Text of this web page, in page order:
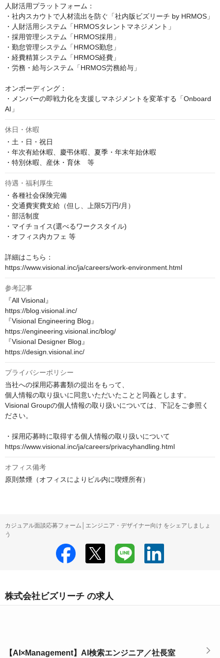
人財活用プラットフォーム：
・社内スカウトで人材流出を防ぐ「社内版ビズリーチ by HRMOS」
・人財活用システム「HRMOSタレントマネジメント」
・採用管理システム「HRMOS採用」
・勤怠管理システム「HRMOS勤怠」
・経費精算システム「HRMOS経費」
・労務・給与システム「HRMOS労務給与」
オンボーディング：
・メンバーの即戦力化を支援しマネジメントを変革する「Onboard
AI」
休日・休暇
・土・日・祝日
・年次有給休暇、慶弔休暇、夏季・年末年始休暇
・特別休暇、産休・育休　等
待遇・福利厚生
・各種社会保険完備
・交通費実費支給（但し、上限5万円/月）
・部活制度
・マイチョイス(選べるワークスタイル)
・オフィス内カフェ 等
詳細はこちら：
https://www.visional.inc/ja/careers/work-environment.html
参考記事
『All Visional』
https://blog.visional.inc/
『Visional Engineering Blog』
https://engineering.visional.inc/blog/
『Visional Designer Blog』
https://design.visional.inc/
プライバシーポリシー
当社への採用応募書類の提出をもって、
個人情報の取り扱いに同意いただいたことと同義とします。
Visional Groupの個人情報の取り扱いについては、下記をご参照く
ださい。
・採用応募時に取得する個人情報の取り扱いについて
https://www.visional.inc/ja/careers/privacyhandling.html
オフィス備考
原則禁煙（オフィスによりビル内に喫煙所有）
カジュアル面談応募フォーム│エンジニア・デザイナー向け をシェアしましょ
う
株式会社ビズリーチ の求人
【AI×Management】AI検索エンジニア／社長室